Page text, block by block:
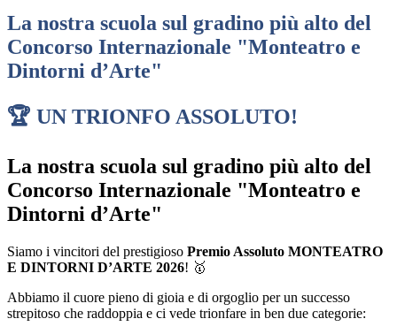
La nostra scuola sul gradino più alto del
Concorso Internazionale "Monteatro e
Dintorni d’Arte"
🏆 UN TRIONFO ASSOLUTO!
La nostra scuola sul gradino più alto del
Concorso Internazionale "Monteatro e
Dintorni d’Arte"
Siamo i vincitori del prestigioso Premio Assoluto MONTEATRO
E DINTORNI D’ARTE 2026! 🥇
Abbiamo il cuore pieno di gioia e di orgoglio per un successo
strepitoso che raddoppia e ci vede trionfare in ben due categorie: